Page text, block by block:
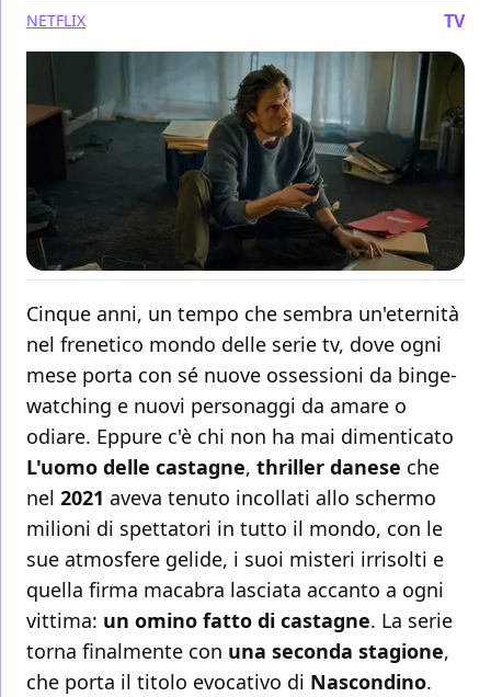
NETFLIX TV
Cinque anni, un tempo che sembra un'eternità
nel frenetico mondo delle serie tv, dove ogni
mese porta con sé nuove ossessioni da binge-
watching e nuovi personaggi da amare o
odiare. Eppure c'è chi non ha mai dimenticato
L'uomo delle castagne, thriller danese che
nel 2021 aveva tenuto incollati allo schermo
milioni di spettatori in tutto il mondo, con le
sue atmosfere gelide, i suoi misteri irrisolti e
quella firma macabra lasciata accanto a ogni
vittima: un omino fatto di castagne. La serie
torna finalmente con una seconda stagione,
che porta il titolo evocativo di Nascondino.